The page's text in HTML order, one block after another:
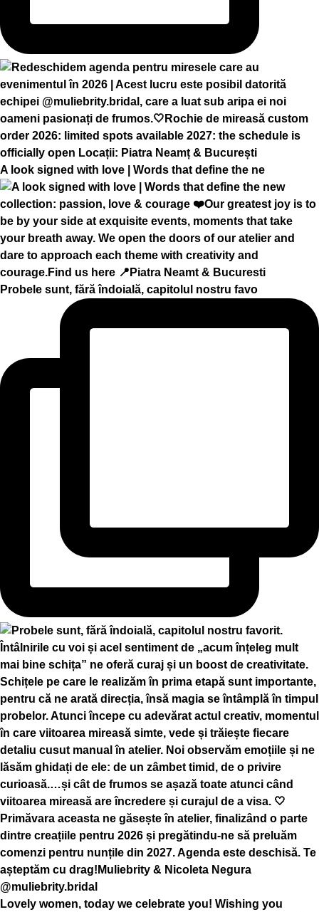
A look signed with love | Words that define the ne
Probele sunt, fără îndoială, capitolul nostru favo
Lovely women, today we celebrate you! Wishing you